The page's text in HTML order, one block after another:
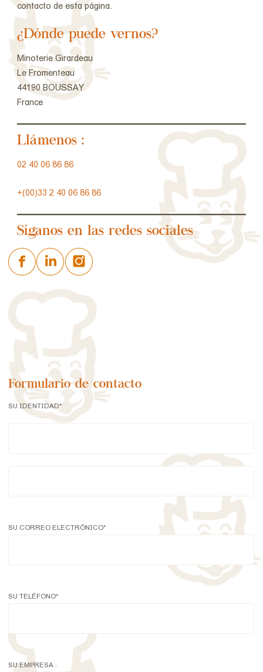
contacto de esta página.
¿Dónde puede vernos?
Minoterie Girardeau
Le Fromenteau
44190 BOUSSAY
France
Llámenos :
02 40 06 86 86
+(00)33 2 40 06 86 86
Síganos en las redes sociales
Formulario de contacto
SU IDENTIDAD*
NOMBRE
SU CORREO ELECTRÓNICO*
SU TELÉFONO*
SU EMPRESA :